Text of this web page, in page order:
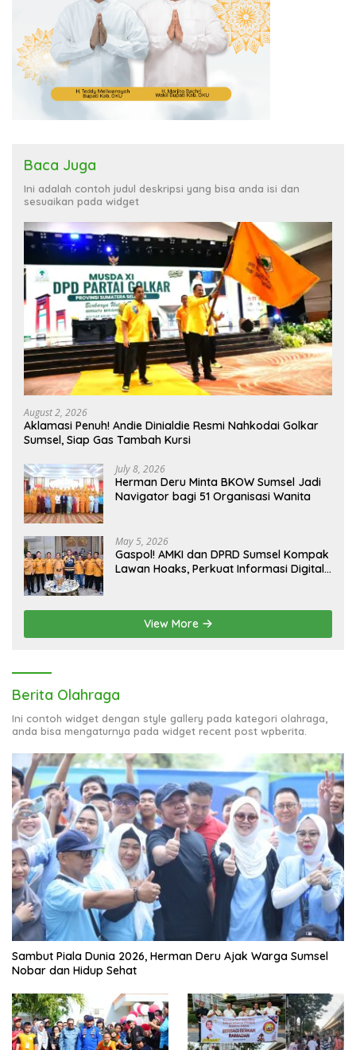
Baca Juga
Ini adalah contoh judul deskripsi yang bisa anda isi dan
sesuaikan pada widget
August 2, 2026
Aklamasi Penuh! Andie Dinialdie Resmi Nahkodai Golkar
Sumsel, Siap Gas Tambah Kursi
July 8, 2026
Herman Deru Minta BKOW Sumsel Jadi
Navigator bagi 51 Organisasi Wanita
May 5, 2026
Gaspol! AMKI dan DPRD Sumsel Kompak
Lawan Hoaks, Perkuat Informasi Digital
View More
Berita Olahraga
Ini contoh widget dengan style gallery pada kategori olahraga,
anda bisa mengaturnya pada widget recent post wpberita.
Sambut Piala Dunia 2026, Herman Deru Ajak Warga Sumsel
Nobar dan Hidup Sehat